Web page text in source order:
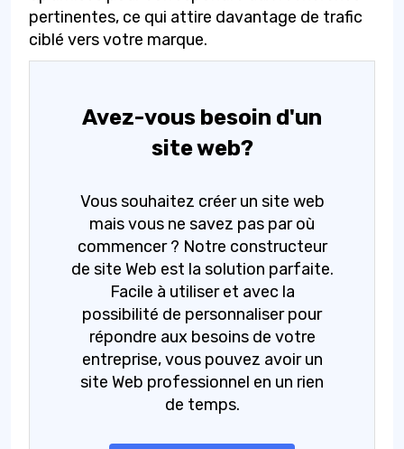
pertinentes, ce qui attire davantage de trafic
ciblé vers votre marque.
Avez-vous besoin d'un
site web?
Vous souhaitez créer un site web
mais vous ne savez pas par où
commencer ? Notre constructeur
de site Web est la solution parfaite.
Facile à utiliser et avec la
possibilité de personnaliser pour
répondre aux besoins de votre
entreprise, vous pouvez avoir un
site Web professionnel en un rien
de temps.